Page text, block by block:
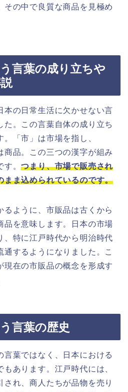
その中で良質な商品を見極め
言葉の成り立ちや
本の日常生活に欠かせない言
た。この言葉自体の成り立ち
「市」は市場を指し、
商品。この三つの漢字が組み
す。つまり、市場で販売され
まま込められているのです。
るように、市販品は古くから
品を意味します。日本の市場
、特に江戸時代から明治時代
通するようになりました。こ
現在の市販品の概念を形成す
言葉の歴史
言葉ではなく、日本における
あります。江戸時代には、
され、商人たちが品物を売り